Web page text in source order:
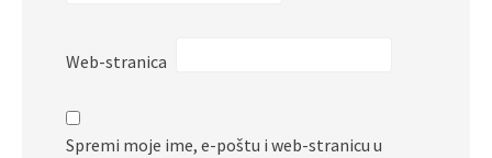
Web-stranica
Spremi moje ime, e-poštu i web-stranicu u